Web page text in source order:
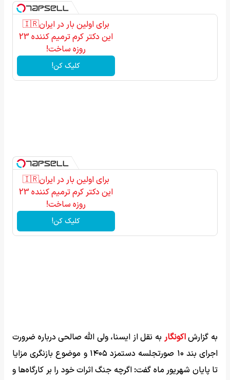
برای اولین بار در ایران🇮🇷
این دکتر کرم ترمیم کننده 23
روزه ساخت!
کلیک کن!
برای اولین بار در ایران🇮🇷
این دکتر کرم ترمیم کننده 23
روزه ساخت!
کلیک کن!
به گزارشاکونگار به نقل از ایسنا، ولی الله صالحی درباره ضرورت
اجرای بند ۱۰ صورتجلسه دستمزد ۱۴۰۵ و موضوع بازنگری مزایا
تا پایان شهریور ماه گفت:اگرچه جنگ اثرات خود را بر کارگاه‌ها و